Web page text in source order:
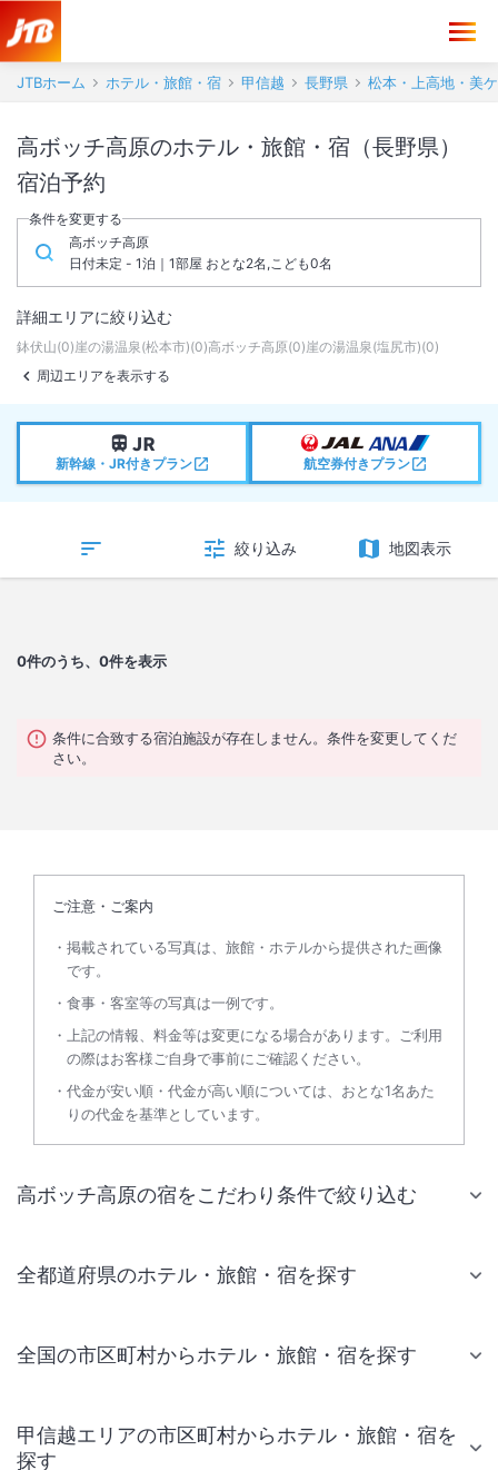
JTBホーム ホテル・旅館・宿 甲信越 長野県 松本・上高地・美
高ボッチ高原のホテル・旅館・宿（長野県）
宿泊予約
条件を変更する
高ボッチ高原
日付未定 - 1泊｜1部屋 おとな2名,こども0名
詳細エリアに絞り込む
鉢伏山(0)崖の湯温泉(松本市)(0)高ボッチ高原(0)崖の湯温泉(塩尻市)(0)
周辺エリアを表示する
新幹線・JR付きプラン 航空券付きプラン
絞り込み 地図表示
0件のうち、0件を表示
条件に合致する宿泊施設が存在しません。条件を変更してくだ
さい。
ご注意・ご案内
掲載されている写真は、旅館・ホテルから提供された画像
です。
食事・客室等の写真は一例です。
上記の情報、料金等は変更になる場合があります。ご利用
の際はお客様ご自身で事前にご確認ください。
代金が安い順・代金が高い順については、おとな1名あた
りの代金を基準としています。
高ボッチ高原の宿をこだわり条件で絞り込む
全都道府県のホテル・旅館・宿を探す
全国の市区町村からホテル・旅館・宿を探す
甲信越エリアの市区町村からホテル・旅館・宿を
探す